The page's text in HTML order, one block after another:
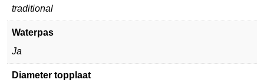
traditional
Waterpas
Ja
Diameter topplaat